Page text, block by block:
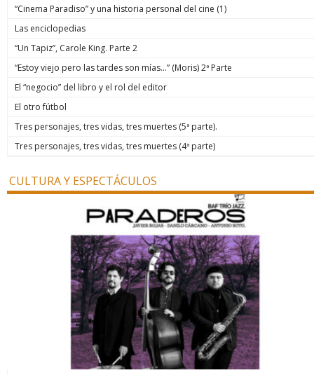
“Cinema Paradiso” y una historia personal del cine (1)
Las enciclopedias
“Un Tapiz”, Carole King. Parte 2
“Estoy viejo pero las tardes son mías…” (Moris) 2ª Parte
El “negocio” del libro y el rol del editor
El otro fútbol
Tres personajes, tres vidas, tres muertes (5ª parte).
Tres personajes, tres vidas, tres muertes (4ª parte)
CULTURA Y ESPECTÁCULOS